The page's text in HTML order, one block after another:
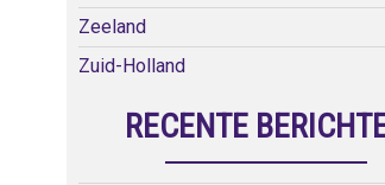
Zeeland
Zuid-Holland
RECENTE